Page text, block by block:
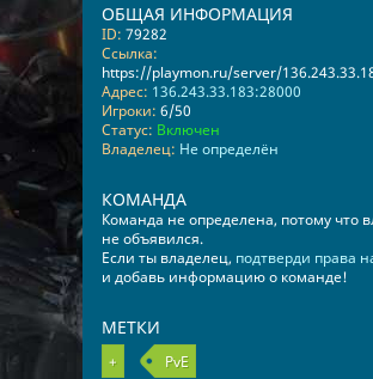
ОБЩАЯ ИНФОРМАЦИЯ
ID: 79282
Ссылка:
https://playmon.ru/server/
Адрес: 136.243.33.183:28000
Игроки: 6/50
Статус: Включен
Владелец: Не определён
КОМАНДА
Команда не определена, потому что
не объявился.
Если ты владелец, подтверди права
и добавь информацию о команде!
МЕТКИ
+ PvE